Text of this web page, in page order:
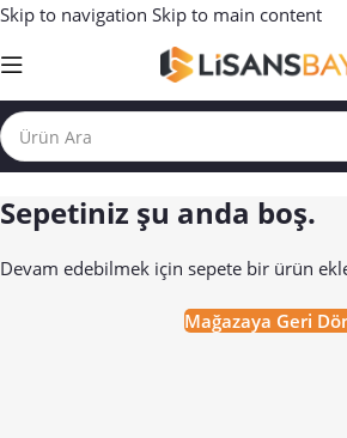
Skip to navigation Skip to main content
Sepetiniz şu anda boş.
Devam edebilmek için sepete bir ürün
Mağazaya Geri